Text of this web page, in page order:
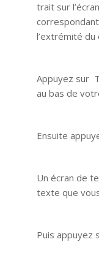
trait sur
l’extrémité du
Appuyez sur
au bas de
Ensuite
Un écran de
texte que
Puis appuyez